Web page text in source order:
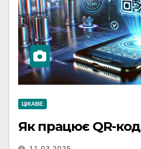
ЦІКАВЕ
Як працює QR-код